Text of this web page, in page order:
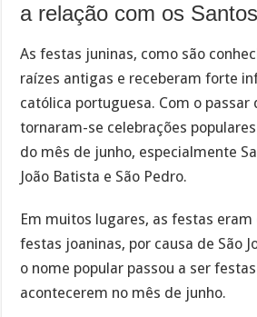
a relação com os
As festas juninas, como são
raízes antigas e receberam forte
católica portuguesa. Com o passar
tornaram-se celebrações
do mês de junho, especialmente
João Batista e São Pedro.
Em muitos lugares, as festas eram
festas joaninas, por causa de São
o nome popular passou a ser
acontecerem no mês de junho.